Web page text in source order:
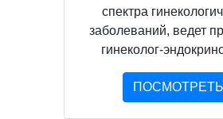
спектра
заболеваний, ведет
гинеколог-
ПОСМОТРЕТЬ